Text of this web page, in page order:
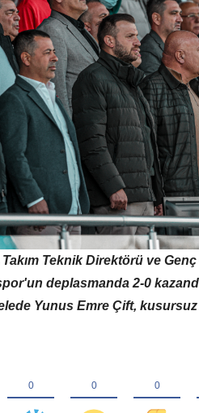
Teknik Direktörü ve
deplasmanda 2-0
Yunus Emre Çift,